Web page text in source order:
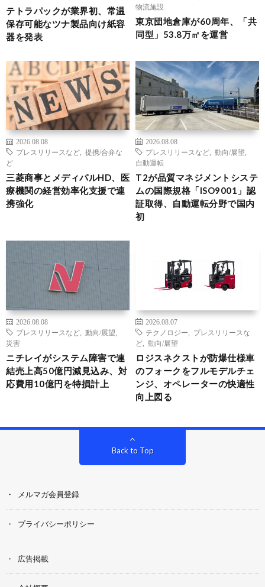
テトラパックが業界初、常温
保存可能なツナ製品向け紙容
器を発表
物流施設
東京団地倉庫が60周年、「共
同型」53.8万㎡を運営
2026.08.08
プレスリリースなど
提携/合弁な
ど
三菱商事とメディパルHD、医
療機関の経営効率化支援で連
携強化
2026.08.08
プレスリリースなど
動向/展望
自動運転
T2が品質マネジメントシステ
ムの国際規格「ISO9001」認
証取得、自動運転分野で国内
初
2026.08.08
プレスリリースなど
動向/展望
災害
ニチレイがシステム障害で連
結売上高50億円減見込み、対
応費用10億円を特損計上
2026.08.07
テクノロジー
プレスリリースな
ど
動向/展望
ロジスネクストが防爆仕様車
のフォークをフルモデルチェ
ンジ、オペレーターの快適性
向上図る
Back to Top
メルマガ会員登録
プライバシーポリシー
広告掲載